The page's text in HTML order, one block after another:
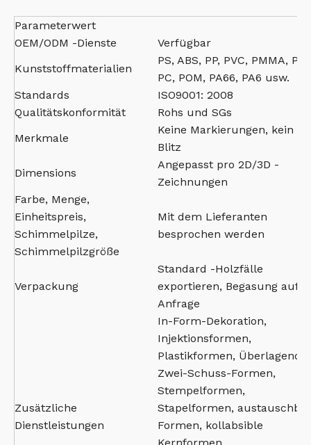
Parameterwert
OEM/ODM -Dienste
Verfügbar
Kunststoffmaterialien
PS, ABS, PP, PVC, PMMA,
PC, POM, PA66, PA6 usw.
Standards
ISO9001: 2008
Qualitätskonformität
Rohs und SGs
Merkmale
Keine Markierungen, kein
Blitz
Dimensions
Angepasst pro 2D/3D -
Zeichnungen
Farbe, Menge,
Einheitspreis,
Schimmelpilze,
Schimmelpilzgröße
Mit dem Lieferanten
besprochen werden
Verpackung
Standard -Holzfälle
exportieren, Begasung auf
Anfrage
Zusätzliche
Dienstleistungen
In-Form-Dekoration,
Injektionsformen,
Plastikformen, Überlagende,
Zwei-Schuss-Formen,
Stempelformen,
Stapelformen,
Formen, kollabsible
Kernformen,